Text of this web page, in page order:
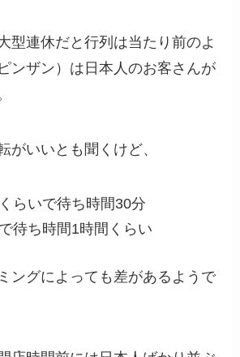
型連休だと行列は当たり前のよ
ンザン）は日本人のお客さんが
がいいとも聞くけど、
らいで待ち時間30分
待ち時間1時間くらい
ングによっても差があるようで